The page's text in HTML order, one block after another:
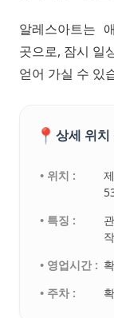
알레스아트는
곳으로, 잠시 일
얻어 가실 수 있
📍 상세 위치
• 위치 :
• 특징 :
• 영업시간 :
• 주차 :